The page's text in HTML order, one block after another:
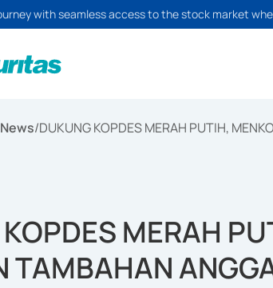
with seamless access to the stock market
News/DUKUNG KOPDES MERAH PUTIH,
MERAH
TAMBAHAN